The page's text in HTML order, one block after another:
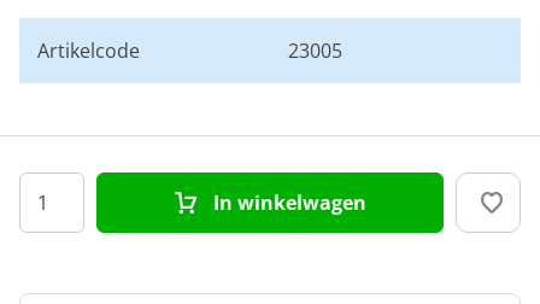
Artikelcode 23005
In winkelwagen